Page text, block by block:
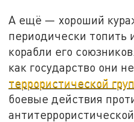
А ещё — хороший
периодически топить
корабли его
как государство они
террористической
боевые действия